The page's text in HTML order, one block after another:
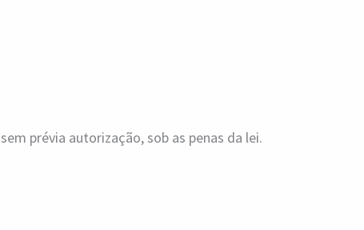
prévia autorização, sob as penas da lei.